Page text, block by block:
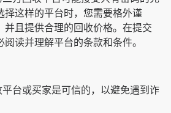
择这样的平台时，您需要格外谨
并且提供合理的回收价格。在提交
读并理解平台的条款和条件。
平台或买家是可信的，以避免遇到诈